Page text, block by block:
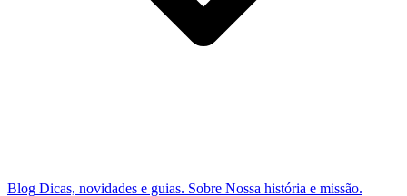
Blog Dicas, novidades e guias. Sobre Nossa história e missão.